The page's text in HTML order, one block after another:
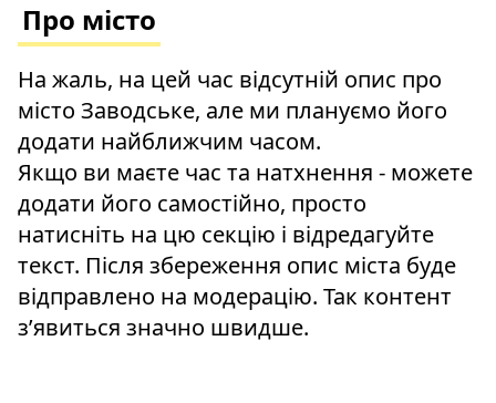
Про місто
На жаль, на цей час відсутній опис про
місто Заводське, але ми плануємо його
додати найближчим часом.
Якщо ви маєте час та натхнення - можете
додати його самостійно, просто
натисніть на цю секцію і відредагуйте
текст. Після збереження опис міста буде
відправлено на модерацію. Так контент
зʼявиться значно швидше.